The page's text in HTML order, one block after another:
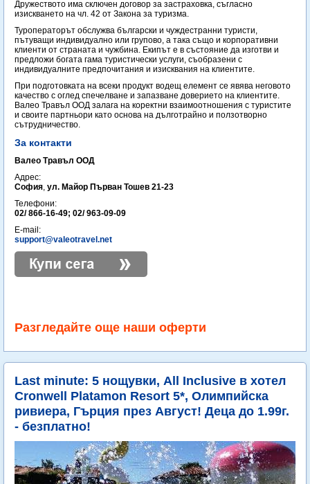
Дружеството има сключен договор за застраховка, съгласно
изискването на чл. 42 от Закона за туризма.
Туроператорът обслужва български и чуждестранни туристи,
пътуващи индивидуално или групово, а така също и корпоративни
клиенти от страната и чужбина. Екипът е в състояние да изготви и
предложи богата гама туристически услуги, съобразени с
индивидуалните предпочитания и изисквания на клиентите.
При подготовката на всеки продукт водещ елемент се явява неговото
качество с оглед спечелване и запазване доверието на клиентите.
Валео Травъл ООД залага на коректни взаимоотношения с туристите
и своите партньори като основа на дълготрайно и ползотворно
сътрудничество.
За контакти
Валео Травъл ООД
Адрес:
София, ул. Майор Първан Тошев 21-23
Телефони:
02/ 866-16-49; 02/ 963-09-09
E-mail:
support@valeotravel.net
Разгледайте още наши оферти
Last minute: 5 нощувки, All Inclusive в хотел
Cronwell Platamon Resort 5*, Олимпийска
ривиера, Гърция през Август! Деца до 1.99г.
- безплатно!